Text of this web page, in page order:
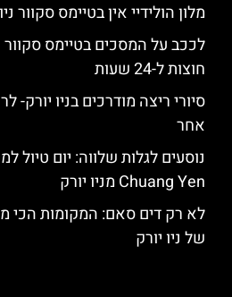
מלון הולידיי אין בטיימס סקוור
לככב על המסכים בטיימס
חוצות ל-24 שעות
סיורי ריצה מודרכים בניו
אחר
נוסעים לגלות שלווה: יום טיול
Chuang Yen מניו יורק
לא רק דים סאם: המקומות הכי
של ניו יורק